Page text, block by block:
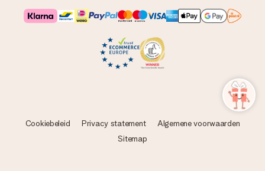
Cookiebeleid Privacy statement
Algemene voorwaarden
Sitemap